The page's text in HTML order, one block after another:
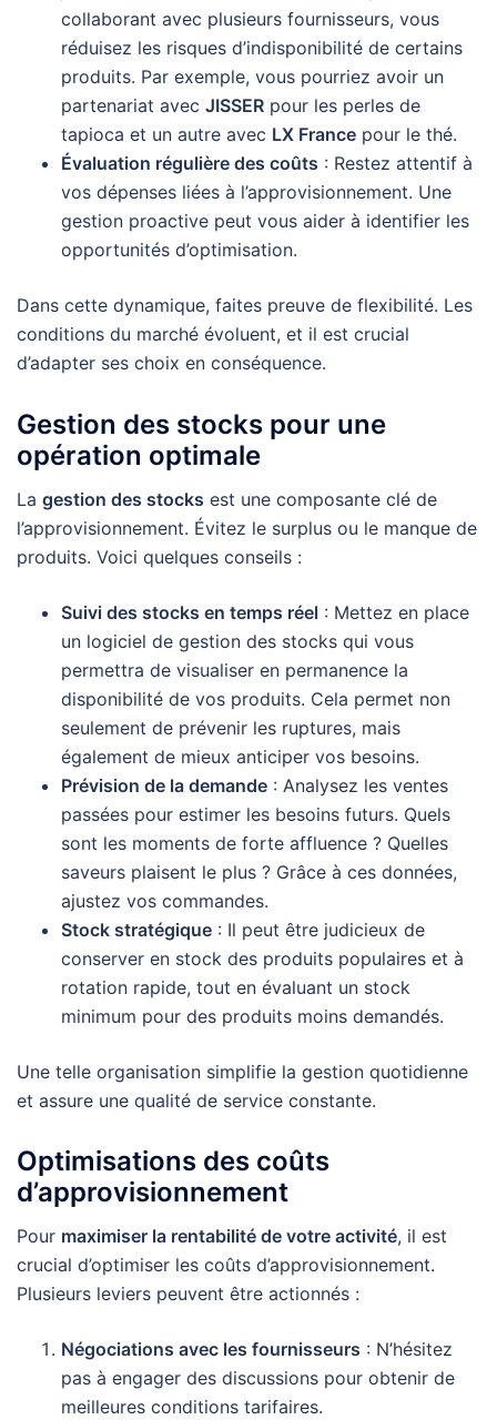
collaborant avec plusieurs fournisseurs, vous
réduisez les risques d’indisponibilité de certains
produits. Par exemple, vous pourriez avoir un
partenariat avec JISSER pour les perles de
tapioca et un autre avec LX France pour le thé.
Évaluation régulière des coûts : Restez attentif à
vos dépenses liées à l’approvisionnement. Une
gestion proactive peut vous aider à identifier les
opportunités d’optimisation.
Dans cette dynamique, faites preuve de flexibilité. Les
conditions du marché évoluent, et il est crucial
d’adapter ses choix en conséquence.
Gestion des stocks pour une
opération optimale
La gestion des stocks est une composante clé de
l’approvisionnement. Évitez le surplus ou le manque de
produits. Voici quelques conseils :
Suivi des stocks en temps réel : Mettez en place
un logiciel de gestion des stocks qui vous
permettra de visualiser en permanence la
disponibilité de vos produits. Cela permet non
seulement de prévenir les ruptures, mais
également de mieux anticiper vos besoins.
Prévision de la demande : Analysez les ventes
passées pour estimer les besoins futurs. Quels
sont les moments de forte affluence ? Quelles
saveurs plaisent le plus ? Grâce à ces données,
ajustez vos commandes.
Stock stratégique : Il peut être judicieux de
conserver en stock des produits populaires et à
rotation rapide, tout en évaluant un stock
minimum pour des produits moins demandés.
Une telle organisation simplifie la gestion quotidienne
et assure une qualité de service constante.
Optimisations des coûts
d’approvisionnement
Pour maximiser la rentabilité de votre activité, il est
crucial d’optimiser les coûts d’approvisionnement.
Plusieurs leviers peuvent être actionnés :
Négociations avec les fournisseurs : N’hésitez
pas à engager des discussions pour obtenir de
meilleures conditions tarifaires.